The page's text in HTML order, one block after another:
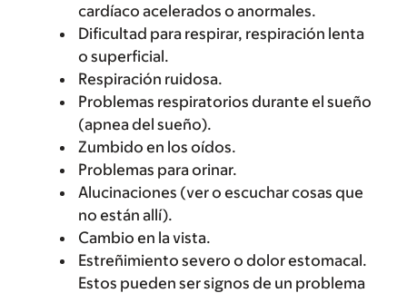
cardíaco acelerados o anormales.
Dificultad para respirar, respiración lenta
o superficial.
Respiración ruidosa.
Problemas respiratorios durante el sueño
(apnea del sueño).
Zumbido en los oídos.
Problemas para orinar.
Alucinaciones (ver o escuchar cosas que
no están allí).
Cambio en la vista.
Estreñimiento severo o dolor estomacal.
Estos pueden ser signos de un problema